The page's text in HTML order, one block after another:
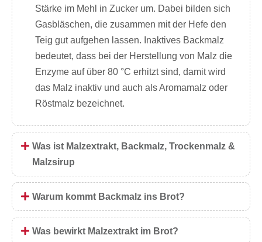
Stärke im Mehl in Zucker um. Dabei bilden sich
Gasbläschen, die zusammen mit der Hefe den
Teig gut aufgehen lassen. Inaktives Backmalz
bedeutet, dass bei der Herstellung von Malz die
Enzyme auf über 80 °C erhitzt sind, damit wird
das Malz inaktiv und auch als Aromamalz oder
Röstmalz bezeichnet.
Was ist Malzextrakt, Backmalz, Trockenmalz &
Malzsirup
Warum kommt Backmalz ins Brot?
Was bewirkt Malzextrakt im Brot?